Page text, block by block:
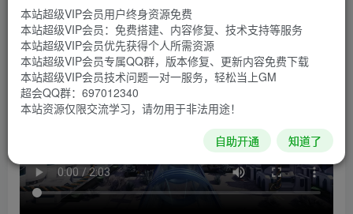
游戏视频
本站超级VIP会员用户终身资源免费
本站超级VIP会员：免费搭建、内容修复、技术支持等服务
本站超级VIP会员优先获得个人所需资源
本站超级VIP会员专属QQ群，版本修复、更新内容免费下载
本站超级VIP会员技术问题一对一服务，轻松当上GM
超会QQ群：697012340
本站资源仅限交流学习，请勿用于非法用途！
自助开通 知道了